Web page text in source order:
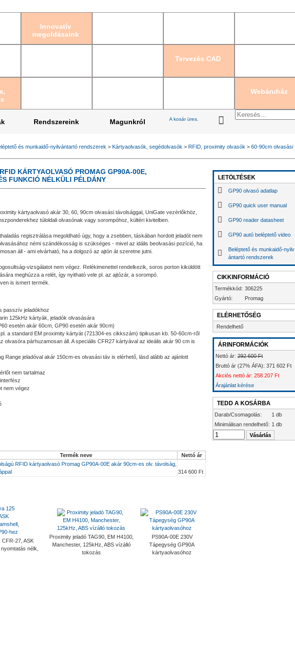
Innovatív
megoldásaink
Tervezés CAD
Webáruház
Rendszereink Magunkról A kosár üres.
és munkaidő-nyilvántartó rendszerek > Kártyaolvasók, segédolvasók > RFID, proximity olvasók > 60-90cm olvasási
KÁRTYAOLVASÓ PROMAG GP90A-00E,
FUNKCIÓ NÉLKÜLI PÉLDÁNY
kártyaolvasó akár 30, 60, 90cm olvasási távolsággal, UniGate vezérlőkhöz,
túloldali olvasónak vagy sorompóhoz, kültéri kivitelben.
regisztrálása megoldható úgy, hogy a zsebben, táskában hordott jeladót nem
némi szándékosság is szükséges - mivel az idális beolvasási pozíció, ha
áll - ami elvárható, ha a dolgozó az ajtón át szeretne jutni.
vizsgálatot nem végez. Relékimenettel rendelkezik, soros porton kiküldött
meghúzza a relét, így nyitható vele pl. az ajtózár, a sorompó.
is ismert termék.
passzív jeladókhoz
125kHz kártyák, jeladók olvasására
esetén akár 60cm, GP90 esetén akár 90cm)
a standard EM proximity kártyát (721304-es cikkszám) tipikusan kb. 50-60cm-ről
olvasóra párhuzamosan áll. A speciális CFR27 kártyával az ideális akár 90 cm is
Range jeladóval akár 150cm-es olvasási táv is elérhető, lásd alább az ajánlott
nem tartalmaz
nem végez
Termék neve Nettó ár
RFID kártyaolvasó Promag GP90A-00E akár 90cm-es olv. távolság,
314 600 Ft
27, ASK
nélk,
Proximity jeladó TAG90, EM H4100,
Manchester, 125kHz, ABS vízálló
tokozás
PS90A-00E 230V
Tápegység GP90A
kártyaolvasóhoz
LETÖLTÉSEK
GP90 olvasó adatlap
GP90 quick user manual
GP90 reader datasheet
GP90 autó beléptető video
Beléptető és munkaidő-nyilv
ántartó rendszerek
CIKKINFORMÁCIÓ
Termékkód: 306225
Gyártó:
Promag
ELÉRHETŐSÉG
Rendelhető
ÁRINFORMÁCIÓK
Nettó ár: 292 600 Ft
Bruttó ár (27% ÁFA): 371 602 Ft
Akciós nettó ár: 258 207 Ft
Árajánlat kérése
TEDD A KOSÁRBA
Darab/Csomagolás:
1 db
Minimálisan rendelhető: 1 db